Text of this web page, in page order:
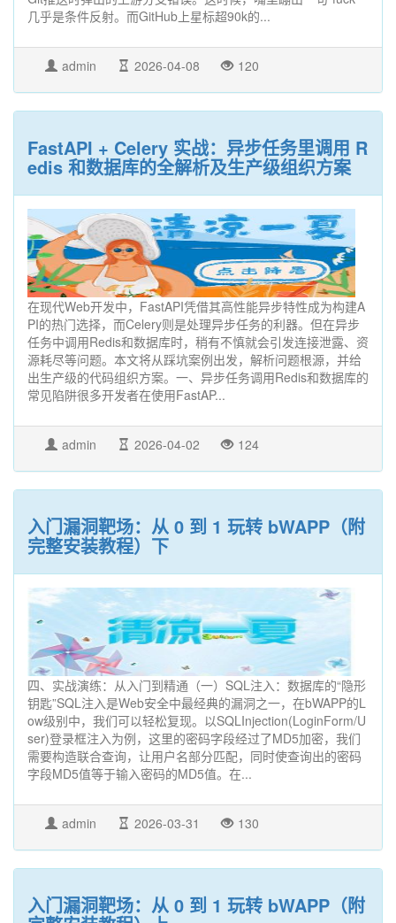
几乎是条件反射。而GitHub上星标超90k的...
admin 2026-04-08 120
FastAPI + Celery 实战：异步任务里调用 R
edis 和数据库的全解析及生产级组织方案
在现代Web开发中，FastAPI凭借其高性能异步特性成为构建A
PI的热门选择，而Celery则是处理异步任务的利器。但在异步
任务中调用Redis和数据库时，稍有不慎就会引发连接泄露、资
源耗尽等问题。本文将从踩坑案例出发，解析问题根源，并给
出生产级的代码组织方案。一、异步任务调用Redis和数据库的
常见陷阱很多开发者在使用FastAP...
admin 2026-04-02 124
入门漏洞靶场：从 0 到 1 玩转 bWAPP（附
完整安装教程）下
四、实战演练：从入门到精通（一）SQL注入：数据库的“隐形
钥匙”SQL注入是Web安全中最经典的漏洞之一，在bWAPP的L
ow级别中，我们可以轻松复现。以SQLInjection(LoginForm/U
ser)登录框注入为例，这里的密码字段经过了MD5加密，我们
需要构造联合查询，让用户名部分匹配，同时使查询出的密码
字段MD5值等于输入密码的MD5值。在...
admin 2026-03-31 130
入门漏洞靶场：从 0 到 1 玩转 bWAPP（附